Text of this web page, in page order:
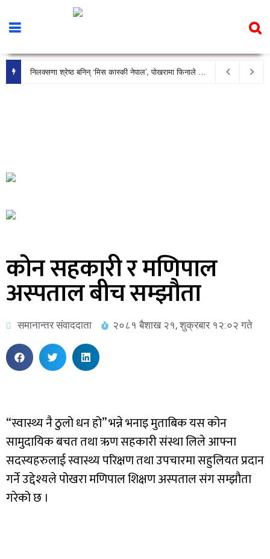
निलक्सणा श्रेष्ठ बनिन् ‘मिस कास्की नेपाल’, पोखरामा फिनाले भव्य रूपमा सम्पन्न
काेन सहकारी र मणिपाल
अस्पताल बीच सम्झौता
समानान्तर संवाददाता २०८१ बैशाख २१, शुक्रबार १२:०२ गते
“स्वास्थ्य नै ठुलो धन हो” भन्ने भनाइ मुताबिक यस कोन
सामुदायिक बचत तथा ऋण सहकारी संस्था लिले आफ्ना
सदस्यहरुलाई स्वास्थ्य परिक्षण तथा उपचारमा सहुलियत प्रदान
गर्ने उद्देश्यले पोखरा मणिपाल शिक्षण अस्पताल संग सम्झौता
गरेको छ ।